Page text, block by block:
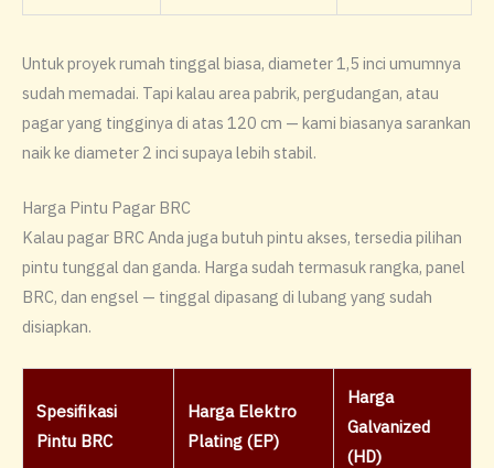
Untuk proyek rumah tinggal biasa, diameter 1,5 inci umumnya
sudah memadai. Tapi kalau area pabrik, pergudangan, atau
pagar yang tingginya di atas 120 cm — kami biasanya sarankan
naik ke diameter 2 inci supaya lebih stabil.
Harga Pintu Pagar BRC
Kalau pagar BRC Anda juga butuh pintu akses, tersedia pilihan
pintu tunggal dan ganda. Harga sudah termasuk rangka, panel
BRC, dan engsel — tinggal dipasang di lubang yang sudah
disiapkan.
Spesifikasi
Pintu BRC
Harga Elektro
Plating (EP)
Harga
Galvanized
(HD)